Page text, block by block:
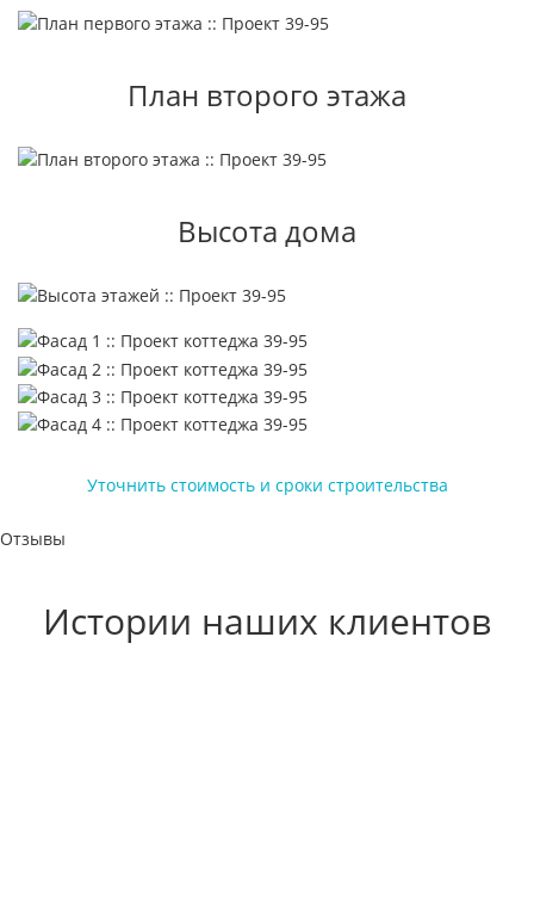
План второго этажа
Высота дома
Уточнить стоимость и сроки строительства
Отзывы
Истории наших клиентов